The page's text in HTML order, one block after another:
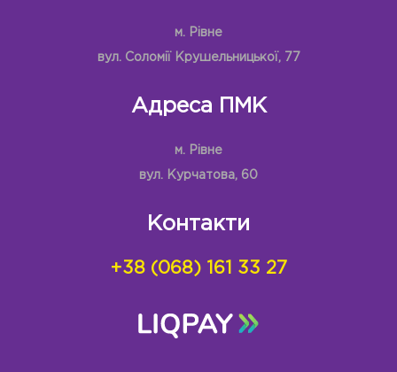
м. Рівне
вул. Соломії Крушельницької, 77
Адреса ПМК
м. Рівне
вул. Курчатова, 60
Контакти
+38 (068) 161 33 27